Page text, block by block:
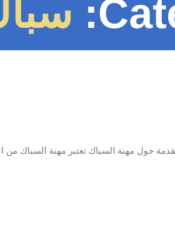
حول مهنة السباك تعتبر مهنة السباك من